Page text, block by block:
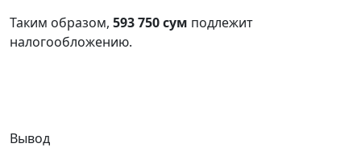
Таким образом, 593 750сум подлежит
налогообложению.
Вывод